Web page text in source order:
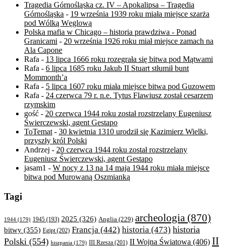
Tragedia Górnośląska cz. IV – Apokalipsa – Tragedia
Górnośląska - 19 września 1939 roku miała miejsce szarża
pod Wólką Węglową
Polska mafia w Chicago – historia prawdziwa - Ponad
Granicami - 20 września 1926 roku miał miejsce zamach na
Ala Capone
Rafa - 13 lipca 1666 roku rozegrała się bitwa pod Mątwami
Rafa - 6 lipca 1685 roku Jakub II Stuart stłumił bunt
Mommonth’a
Rafa - 5 lipca 1607 roku miała miejsce bitwa pod Guzowem
Rafa - 24 czerwca 79 r. n.e. Tytus Flawiusz został cesarzem
rzymskim
gość - 20 czerwca 1944 roku został rozstrzelany Eugeniusz
Świerczewski, agent Gestapo
ToTemat- 30 kwietnia 1310 urodził się Kazimierz Wielki,
przyszły król Polski
Andrzej - 20 czerwca 1944 roku został rozstrzelany
Eugeniusz Świerczewski, agent Gestapo
jasam1 - W nocy z 13 na 14 maja 1944 roku miała miejsce
bitwa pod Murowaną Oszmianką
Tagi
1944 (179) 1945 (193) 2025 (326) Anglia (229) archeologia (870)
bitwy (355) Egipt(202) Francja (442) historia (473) historia
Polski (554) hiszpania (179) III Rzesza (201) II Wojna Światowa (406) II